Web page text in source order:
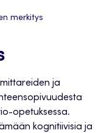
merkitys
ja
opetuksessa.
kognitiivisia ja